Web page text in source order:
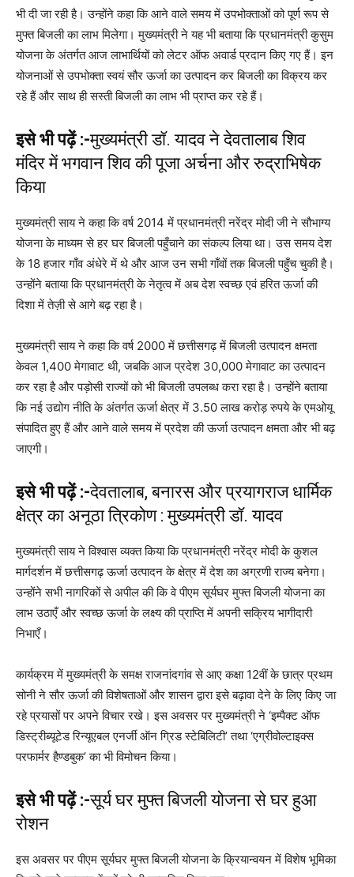
भी दी जा रही है। उन्होंने कहा कि आने वाले समय में उपभोक्ताओं को पूर्ण रूप से
मुफ्त बिजली का लाभ मिलेगा। मुख्यमंत्री ने यह भी बताया कि प्रधानमंत्री कुसुम
योजना के अंतर्गत आज लाभार्थियों को लेटर ऑफ अवार्ड प्रदान किए गए हैं। इन
योजनाओं से उपभोक्ता स्वयं सौर ऊर्जा का उत्पादन कर बिजली का विक्रय कर
रहे हैं और साथ ही सस्ती बिजली का लाभ भी प्राप्त कर रहे हैं।
इसे भी पढ़ें :-मुख्यमंत्री डॉ. यादव ने देवतालाब शिव
मंदिर में भगवान शिव की पूजा अर्चना और रुद्राभिषेक
किया
मुख्यमंत्री साय ने कहा कि वर्ष 2014 में प्रधानमंत्री नरेंद्र मोदी जी ने सौभाग्य
योजना के माध्यम से हर घर बिजली पहुँचाने का संकल्प लिया था। उस समय देश
के 18 हजार गाँव अंधेरे में थे और आज उन सभी गाँवों तक बिजली पहुँच चुकी है।
उन्होंने बताया कि प्रधानमंत्री के नेतृत्व में अब देश स्वच्छ एवं हरित ऊर्जा की
दिशा में तेज़ी से आगे बढ़ रहा है।
मुख्यमंत्री साय ने कहा कि वर्ष 2000 में छत्तीसगढ़ में बिजली उत्पादन क्षमता
केवल 1,400 मेगावाट थी, जबकि आज प्रदेश 30,000 मेगावाट का उत्पादन
कर रहा है और पड़ोसी राज्यों को भी बिजली उपलब्ध करा रहा है। उन्होंने बताया
कि नई उद्योग नीति के अंतर्गत ऊर्जा क्षेत्र में 3.50 लाख करोड़ रुपये के एमओयू
संपादित हुए हैं और आने वाले समय में प्रदेश की ऊर्जा उत्पादन क्षमता और भी बढ़
जाएगी।
इसे भी पढ़ें :-देवतालाब, बनारस और प्रयागराज धार्मिक
क्षेत्र का अनूठा त्रिकोण : मुख्यमंत्री डॉ. यादव
मुख्यमंत्री साय ने विश्वास व्यक्त किया कि प्रधानमंत्री नरेंद्र मोदी के कुशल
मार्गदर्शन में छत्तीसगढ़ ऊर्जा उत्पादन के क्षेत्र में देश का अग्रणी राज्य बनेगा।
उन्होंने सभी नागरिकों से अपील की कि वे पीएम सूर्यघर मुफ्त बिजली योजना का
लाभ उठाएँ और स्वच्छ ऊर्जा के लक्ष्य की प्राप्ति में अपनी सक्रिय भागीदारी
निभाएँ।
कार्यक्रम में मुख्यमंत्री के समक्ष राजनांदगांव से आए कक्षा 12वीं के छात्र प्रथम
सोनी ने सौर ऊर्जा की विशेषताओं और शासन द्वारा इसे बढ़ावा देने के लिए किए जा
रहे प्रयासों पर अपने विचार रखे। इस अवसर पर मुख्यमंत्री ने ‘इम्पैक्ट ऑफ
डिस्ट्रीब्यूटेड रिन्यूएबल एनर्जी ऑन ग्रिड स्टेबिलिटी’ तथा ‘एग्रीवोल्टाइक्स
परफार्मर हैण्डबुक’ का भी विमोचन किया।
इसे भी पढ़ें :-सूर्य घर मुफ्त बिजली योजना से घर हुआ
रोशन
इस अवसर पर पीएम सूर्यघर मुफ्त बिजली योजना के क्रियान्वयन में विशेष भूमिका